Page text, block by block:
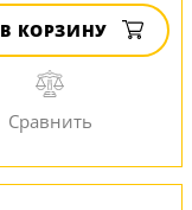
В КОРЗИНУ